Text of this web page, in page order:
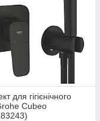
для гігієнічного
Cubeo